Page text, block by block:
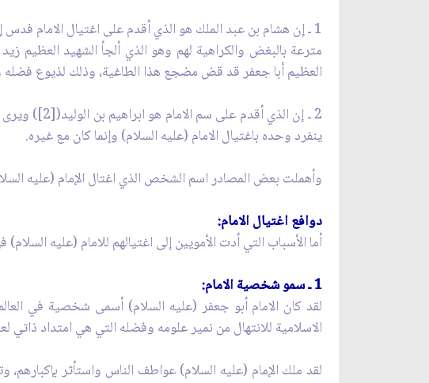
مترعة بالبغض والكراهية لهم وهو الذي ألجأ الشهيد العظيم
العظيم أبا جعفر قد قض مضجع هذا الطاغية، وذلك لذيوع فضله
ينفرد وحده باغتيال الامام (عليه السلام) وإنما كان مع غيره.
وأهملت بعض المصادر اسم الشخص الذي اغتال الإمام (عليه السلام) واكتفت بالقول إنه مات
دوافع اغتيال الامام:
أما الأسباب التي أدت الأمويين إلى اغتيالهم للامام (عليه
1 ـ سمو شخصية الامام:
لقد كان الامام أبو جعفر (عليه السلام) أسمى شخصية في
الاسلامية للانتهال من نمير علومه وفضله التي هي امتداد ذاتي
لقد ملك الإمام (عليه السلام) عواطف الناس واستأثر بإكبارهم،